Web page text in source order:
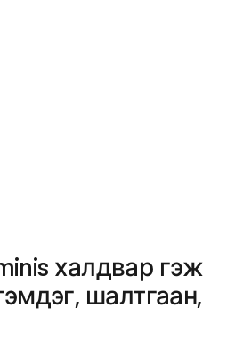
халдвар гэж
шалтгаан,